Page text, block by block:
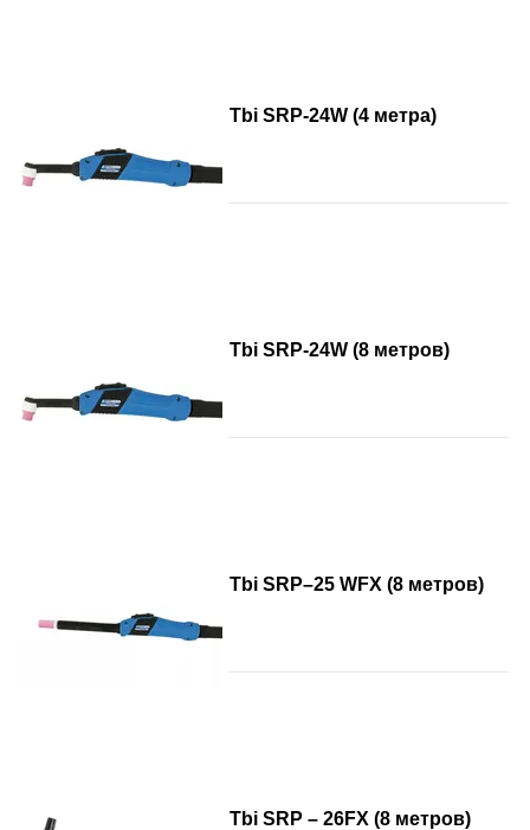
Tbi SRP-24W (4 метра)
Tbi SRP-24W (8 метров)
Tbi SRP–25 WFX (8 метров)
Tbi SRP – 26FX (8 метров)